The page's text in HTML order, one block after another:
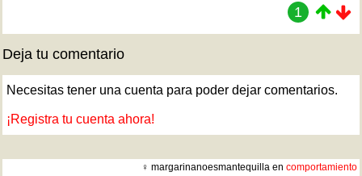
1
Deja tu comentario
Necesitas tener una cuenta para poder dejar comentarios.
¡Registra tu cuenta ahora!
♀ margarinanoesmantequilla en comportamiento